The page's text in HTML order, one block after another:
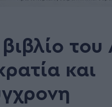
του
και